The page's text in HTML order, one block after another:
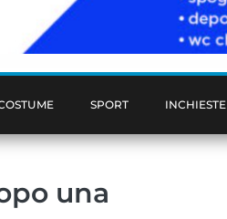
SPORT INCHIESTE
una